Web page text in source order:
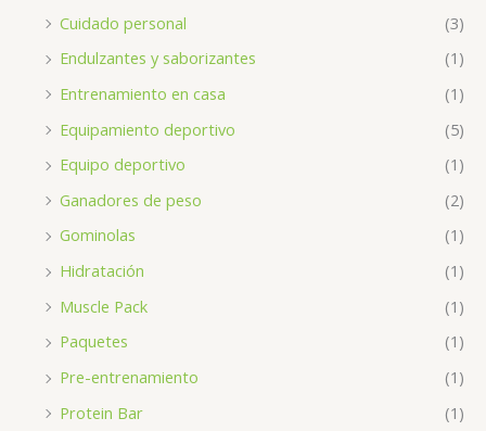
Cuidado personal
(3)
Endulzantes y saborizantes
(1)
Entrenamiento en casa
(1)
Equipamiento deportivo
(5)
Equipo deportivo
(1)
Ganadores de peso
(2)
Gominolas
(1)
Hidratación
(1)
Muscle Pack
(1)
Paquetes
(1)
Pre-entrenamiento
(1)
Protein Bar
(1)